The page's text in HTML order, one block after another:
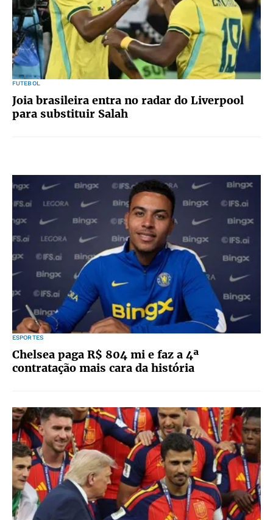
FUTEBOL
Joia brasileira entra no radar do Liverpool
para substituir Salah
ESPORTES
Chelsea paga R$ 804 mi e faz a 4ª
contratação mais cara da história